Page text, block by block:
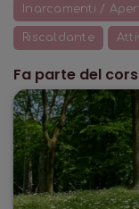
la testa. Può
pratica di pose
(dedicata al Dio
(l'arco a terra) e
degli 8 punti di
questo
possono
all'ottusità della
Inarcamenti /
Riscaldante
Fa parte del